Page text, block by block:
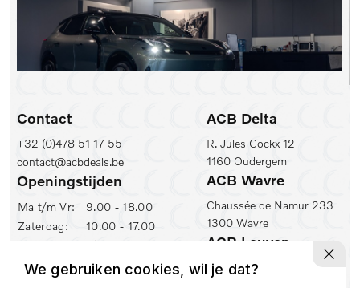
Carrosserie
Kilometerstand Van
Kilometerstand tot
1e inschrijfdatum min
1e inschrijfdatum max
Contact
+32 (0)478 51 17 55
contact@acbdeals.be
Openingstijden
Ma t/m Vr:
9.00 - 18.00
Zaterdag:
10.00 - 17.00
ACB Zaventem
Leuvensesteenweg 430
ACB Delta
R. Jules Cockx 12
1160 Oudergem
ACB Wavre
Chaussée de Namur 233
1300 Wavre
ACB Leuven
Ambachtenlaan 2
We gebruiken cookies, wil je dat?